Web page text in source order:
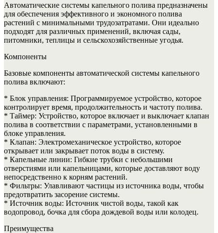
Автоматические системы капельного полива предназначены
для обеспечения эффективного и экономного полива
растений с минимальными трудозатратами. Они идеально
подходят для различных применений, включая сады,
питомники, теплицы и сельскохозяйственные угодья.
Компоненты
Базовые компоненты автоматической системы капельного
полива включают:
* Блок управления: Программируемое устройство, которое
контролирует время, продолжительность и частоту полива.
* Таймер: Устройство, которое включает и выключает клапан
полива в соответствии с параметрами, установленными в
блоке управления.
* Клапан: Электромеханическое устройство, которое
открывает или закрывает поток воды в систему.
* Капельные линии: Гибкие трубки с небольшими
отверстиями или капельницами, которые доставляют воду
непосредственно к корням растений.
* Фильтры: Улавливают частицы из источника воды, чтобы
предотвратить засорение системы.
* Источник воды: Источник чистой воды, такой как
водопровод, бочка для сбора дождевой воды или колодец.
Преимущества